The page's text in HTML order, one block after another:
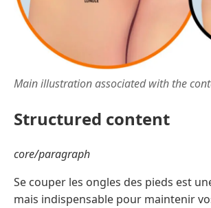
Main illustration associated with the
Structured content
core/paragraph
Se couper les ongles des pieds est
mais indispensable pour maintenir